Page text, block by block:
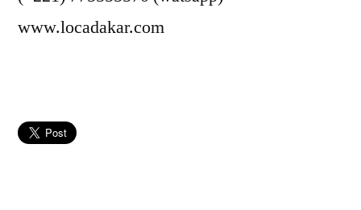
www.locadakar.com